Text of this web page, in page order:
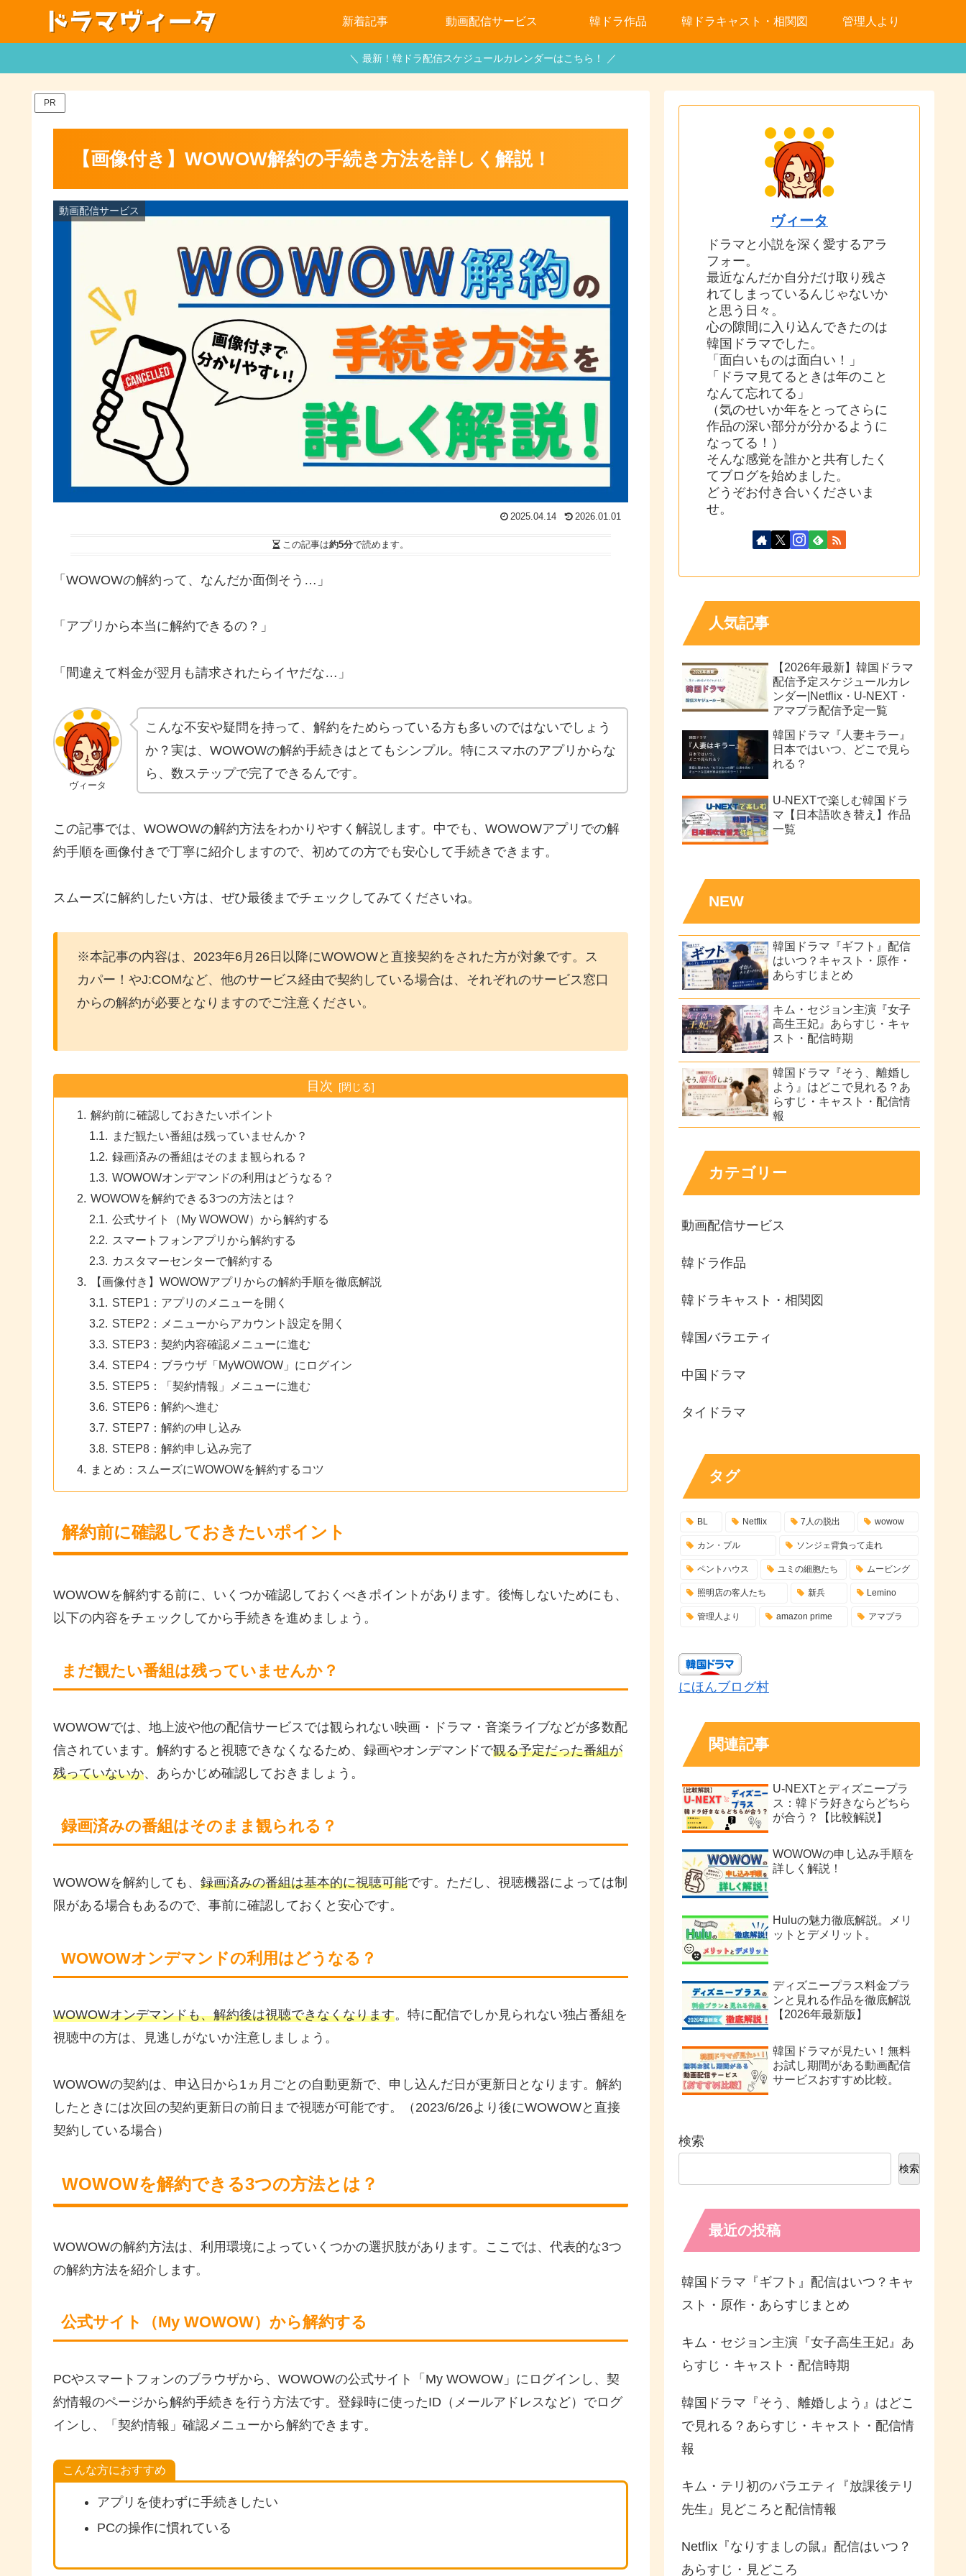
新着記事 動画配信サービス 韓ドラ作品 韓ドラキャスト・相関図 管理人より
＼ 最新！韓ドラ配信スケジュールカレンダーはこちら！ ／
PR
【画像付き】WOWOW解約の手続き方法を詳しく解説！
動画配信サービス
2025.04.14 2026.01.01
この記事は約5分で読めます。
「WOWOWの解約って、なんだか面倒そう…」
「アプリから本当に解約できるの？」
「間違えて料金が翌月も請求されたらイヤだな…」
ヴィータ
こんな不安や疑問を持って、解約をためらっている方も多いのではないでしょう
か？実は、WOWOWの解約手続きはとてもシンプル。特にスマホのアプリからな
ら、数ステップで完了できるんです。
この記事では、WOWOWの解約方法をわかりやすく解説します。中でも、WOWOWアプリでの解
約手順を画像付きで丁寧に紹介しますので、初めての方でも安心して手続きできます。
スムーズに解約したい方は、ぜひ最後までチェックしてみてくださいね。
※本記事の内容は、2023年6月26日以降にWOWOWと直接契約をされた方が対象です。ス
カパー！やJ:COMなど、他のサービス経由で契約している場合は、それぞれのサービス窓口
からの解約が必要となりますのでご注意ください。
目次
解約前に確認しておきたいポイント
まだ観たい番組は残っていませんか？
録画済みの番組はそのまま観られる？
WOWOWオンデマンドの利用はどうなる？
WOWOWを解約できる3つの方法とは？
公式サイト（My WOWOW）から解約する
スマートフォンアプリから解約する
カスタマーセンターで解約する
【画像付き】WOWOWアプリからの解約手順を徹底解説
STEP1：アプリのメニューを開く
STEP2：メニューからアカウント設定を開く
STEP3：契約内容確認メニューに進む
STEP4：ブラウザ「MyWOWOW」にログイン
STEP5：「契約情報」メニューに進む
STEP6：解約へ進む
STEP7：解約の申し込み
STEP8：解約申し込み完了
まとめ：スムーズにWOWOWを解約するコツ
解約前に確認しておきたいポイント
WOWOWを解約する前に、いくつか確認しておくべきポイントがあります。後悔しないためにも、
以下の内容をチェックしてから手続きを進めましょう。
まだ観たい番組は残っていませんか？
WOWOWでは、地上波や他の配信サービスでは観られない映画・ドラマ・音楽ライブなどが多数配
信されています。解約すると視聴できなくなるため、録画やオンデマンドで観る予定だった番組が
残っていないか、あらかじめ確認しておきましょう。
録画済みの番組はそのまま観られる？
WOWOWを解約しても、 録画済みの番組は基本的に視聴可能です。ただし、視聴機器によっては制
限がある場合もあるので、事前に確認しておくと安心です。
WOWOWオンデマンドの利用はどうなる？
WOWOWオンデマンドも、解約後は視聴できなくなります。特に配信でしか見られない独占番組を
視聴中の方は、見逃しがないか注意しましょう。
WOWOWの契約は、申込日から1ヵ月ごとの自動更新で、申し込んだ日が更新日となります。解約
したときには次回の契約更新日の前日まで視聴が可能です。（2023/6/26より後にWOWOWと直接
契約している場合）
WOWOWを解約できる3つの方法とは？
WOWOWの解約方法は、利用環境によっていくつかの選択肢があります。ここでは、代表的な3つ
の解約方法を紹介します。
公式サイト（My WOWOW）から解約する
PCやスマートフォンのブラウザから、WOWOWの公式サイト「My WOWOW」にログインし、契
約情報のページから解約手続きを行う方法です。登録時に使ったID（メールアドレスなど）でログ
インし、「契約情報」確認メニューから解約できます。
こんな方におすすめ
アプリを使わずに手続きしたい
PCの操作に慣れている
ヴィータ
ドラマと小説を深く愛するアラ
フォー。
最近なんだか自分だけ取り残さ
れてしまっているんじゃないか
と思う日々。
心の隙間に入り込んできたのは
韓国ドラマでした。
「面白いものは面白い！」
「ドラマ見てるときは年のこと
なんて忘れてる」
（気のせいか年をとってさらに
作品の深い部分が分かるように
なってる！）
そんな感覚を誰かと共有したく
てブログを始めました。
どうぞお付き合いくださいま
せ。
人気記事
【2026年最新】韓国ドラマ
配信予定スケジュールカレ
ンダー|Netflix・U-NEXT・
アマプラ配信予定一覧
韓国ドラマ『人妻キラー』
日本ではいつ、どこで見ら
れる？
U-NEXTで楽しむ韓国ドラ
マ【日本語吹き替え】作品
一覧
NEW
韓国ドラマ『ギフト』配信
はいつ？キャスト・原作・
あらすじまとめ
キム・セジョン主演『女子
高生王妃』あらすじ・キャ
スト・配信時期
韓国ドラマ『そう、離婚し
よう』はどこで見れる？あ
らすじ・キャスト・配信情
報
カテゴリー
動画配信サービス
韓ドラ作品
韓ドラキャスト・相関図
韓国バラエティ
中国ドラマ
タイドラマ
タグ
BL Netflix 7人の脱出 wowow
カン・プル ソンジェ背負って走れ
ペントハウス ユミの細胞たち ムービング
照明店の客人たち 新兵 Lemino
管理人より amazon prime アマプラ
にほんブログ村
関連記事
U-NEXTとディズニープラ
ス：韓ドラ好きならどちら
が合う？【比較解説】
WOWOWの申し込み手順を
詳しく解説！
Huluの魅力徹底解説。メリ
ットとデメリット。
ディズニープラス料金プラ
ンと見れる作品を徹底解説
【2026年最新版】
韓国ドラマが見たい！無料
お試し期間がある動画配信
サービスおすすめ比較。
検索
検索
最近の投稿
韓国ドラマ『ギフト』配信はいつ？キャ
スト・原作・あらすじまとめ
キム・セジョン主演『女子高生王妃』あ
らすじ・キャスト・配信時期
韓国ドラマ『そう、離婚しよう』はどこ
で見れる？あらすじ・キャスト・配信情
報
キム・テリ初のバラエティ『放課後テリ
先生』見どころと配信情報
Netflix『なりすましの鼠』配信はいつ？
あらすじ・見どころ